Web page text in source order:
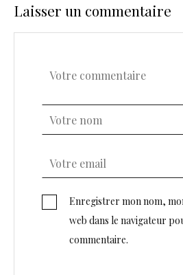
Laisser un commentaire
Enregistrer mon nom,
web dans le navigateur
commentaire.